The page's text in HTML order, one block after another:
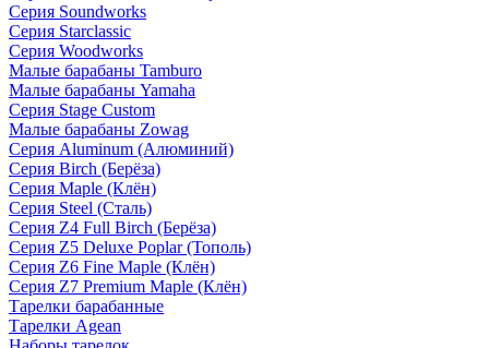
Серия Soundworks
Серия Starclassic
Серия Woodworks
Малые барабаны Tamburo
Малые барабаны Yamaha
Серия Stage Custom
Малые барабаны Zowag
Серия Aluminum (Алюминий)
Серия Birch (Берёза)
Серия Maple (Клён)
Серия Steel (Сталь)
Серия Z4 Full Birch (Берёза)
Серия Z5 Deluxe Poplar (Тополь)
Серия Z6 Fine Maple (Клён)
Серия Z7 Premium Maple (Клён)
Тарелки барабанные
Тарелки Agean